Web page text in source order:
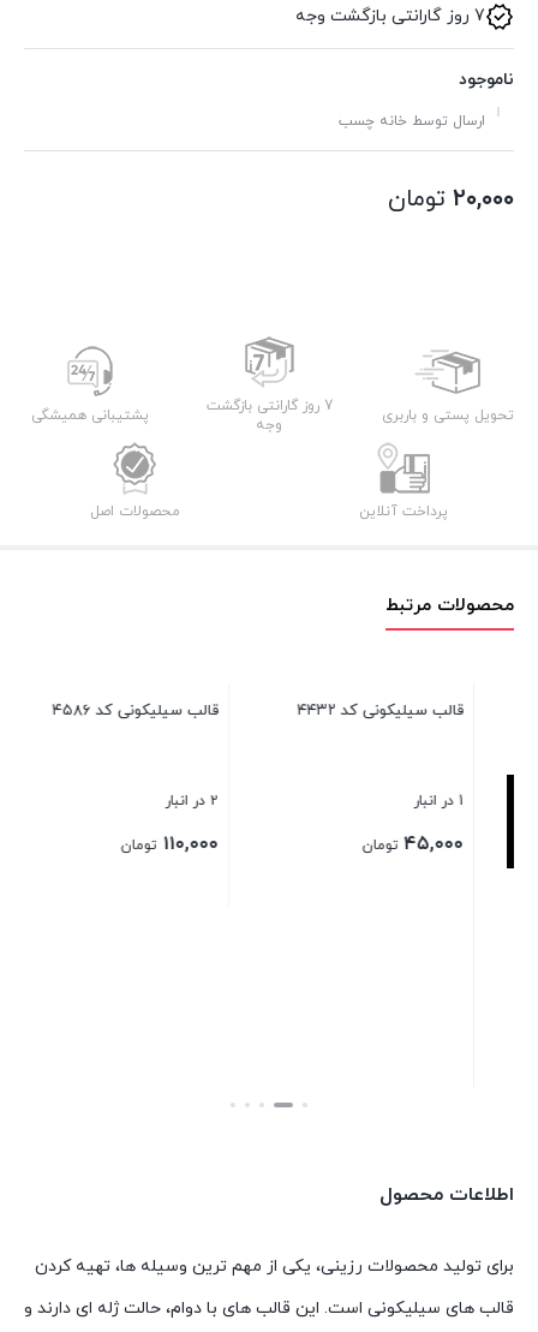
7 روز گارانتی بازگشت وجه
ناموجود
ارسال توسط خانه چسب
۲۰,۰۰۰ تومان
تحویل پستی و باربری
7 روز گارانتی بازگشت
وجه
پشتیبانی همیشگی
پرداخت آنلاین محصولات اصل
محصولات مرتبط
قالب سیلیکونی کد ۴۴۳۲
۴۵,۰۰۰ تومان
قالب سیلیکونی کد ۴۵۸۶
۱۱۰,۰۰۰ تومان
اطلاعات محصول
برای تولید محصولات رزینی، یکی از مهم ترین وسیله ها، تهیه کردن
قالب های سیلیکونی است. این قالب های با دوام، حالت ژله ای دارند و